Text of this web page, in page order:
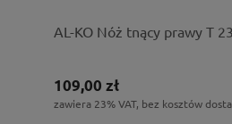
AL-KO Nóż tnący prawy T
109,00 zł
zawiera 23% VAT, bez kosztów